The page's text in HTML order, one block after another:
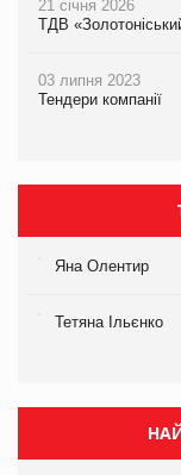
21 січня 2026
ТДВ
03 липня 2023
Тендери компанії
Яна Олентир
Тетяна Ільєнко